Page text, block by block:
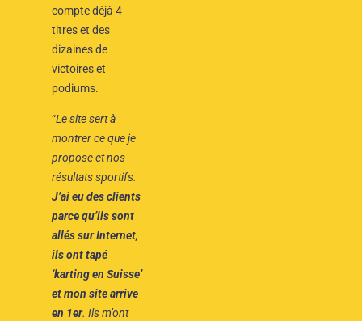
compte déjà 4
titres et des
dizaines de
victoires et
podiums.
“Le site sert à
montrer ce que je
propose et nos
résultats sportifs.
J’ai eu des clients
parce qu’ils sont
allés sur Internet,
ils ont tapé
‘karting en Suisse’
et mon site arrive
en 1er. Ils m’ont